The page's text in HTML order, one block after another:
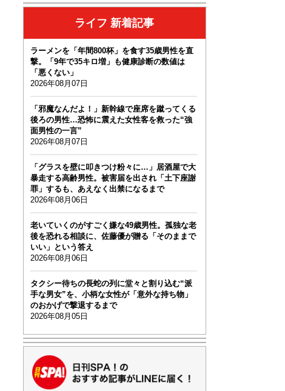
ライフ 新着記事
ラーメンを「年間800杯」を食す35歳男性を直
撃。「9年で35キロ増」も健康診断の数値は
「悪くない」
2026年08月07日
「邪魔なんだよ！」新幹線で座席を蹴ってくる
後ろの男性…恐怖に震えた女性客を救った“強
面男性の一言”
2026年08月07日
「グラスを壁に叩きつけ粉々に…」居酒屋で大
暴走する高齢男性。被害届を出され「土下座謝
罪」するも、あえなく出禁になるまで
2026年08月06日
老いていくのがすごく嫌な49歳男性。孤独な老
後を恐れる相談に、佐藤優が贈る「そのままで
いい」という答え
2026年08月06日
タクシー待ちの長蛇の列に堂々と割り込む“派
手な男女”を、小柄な女性が「意外な持ち物」
のおかげで撃退するまで
2026年08月05日